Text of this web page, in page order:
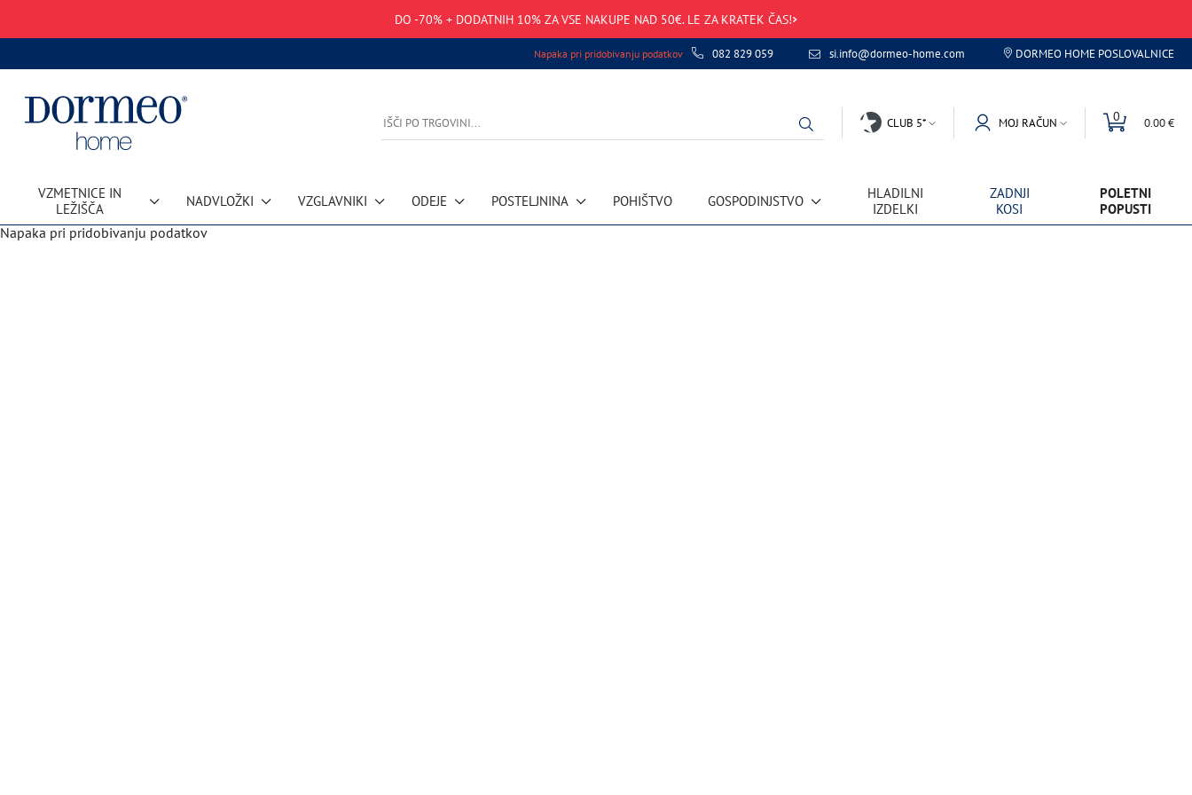
DO -70% + DODATNIH 10% ZA VSE NAKUPE NAD 50€. LE ZA KRATEK ČAS!
Napaka pri pridobivanju podatkov 082 829 059 si.info@dormeo-home.com DORMEO HOME POSLOVALNICE
CLUB 5* MOJ RAČUN 0 0.00 €
VZMETNICE IN
LEŽIŠČA
NADVLOŽKI VZGLAVNIKI ODEJE POSTELJNINA POHIŠTVO GOSPODINJSTVO
HLADILNI
IZDELKI
ZADNJI
KOSI
POLETNI
POPUSTI
Napaka pri pridobivanju podatkov